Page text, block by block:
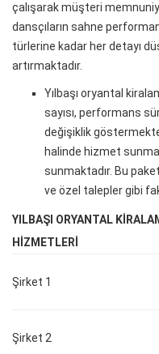
çalışarak müşteri
dansçıların sahne
türlerine kadar her detayı
artırmaktadır.
Yılbaşı oryantal
sayısı, performans
değişiklik
halinde hizmet
sunmaktadır. Bu
ve özel talepler gibi
YILBAŞI ORYANTAL
HIZMETLERI
Şirket 1
Şirket 2